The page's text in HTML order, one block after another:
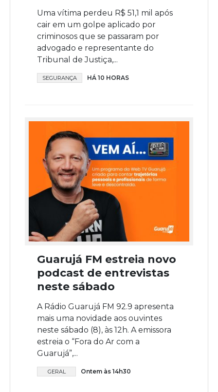
Uma vítima perdeu R$ 51,1 mil após
cair em um golpe aplicado por
criminosos que se passaram por
advogado e representante do
Tribunal de Justiça,...
SEGURANÇA HÁ 10 HORAS
Guarujá FM estreia novo
podcast de entrevistas
neste sábado
A Rádio Guarujá FM 92.9 apresenta
mais uma novidade aos ouvintes
neste sábado (8), às 12h. A emissora
estreia o “Fora do Ar com a
Guarujá”,...
GERAL Ontem às 14h30